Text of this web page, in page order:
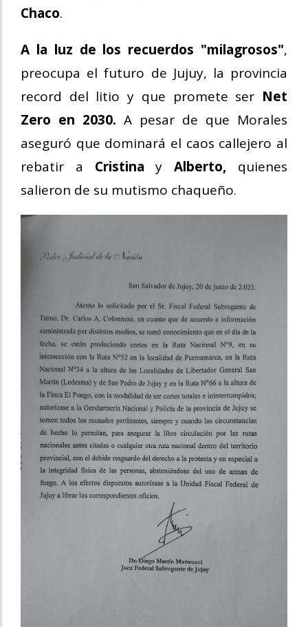
Chaco.
A la luz de los recuerdos "milagrosos",
preocupa el futuro de Jujuy, la provincia
record del litio y que promete ser Net
Zero en 2030. A pesar de que Morales
aseguró que dominará el caos callejero al
rebatir a Cristina yAlberto, quienes
salieron de su mutismo chaqueño.